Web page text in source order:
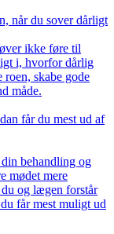
når du sover dårligt
ikke føre til
i, hvorfor dårlig
skabe gode
måde.
får du mest ud af
behandling og
mødet mere
og lægen forstår
får mest muligt ud